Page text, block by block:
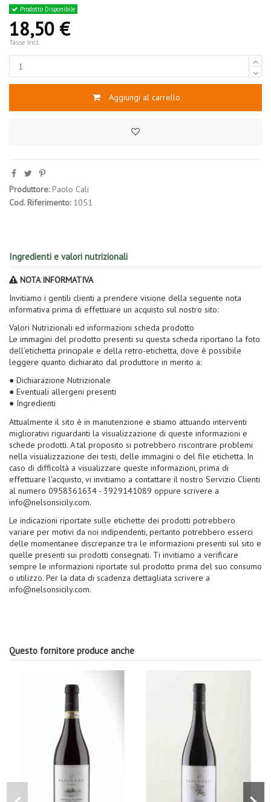
Prodotto Disponibile
18,50 €
Tasse Incl.
Aggiungi al carrello
Produttore: Paolo Cali
Cod. Riferimento: 1051
Ingredienti e valori nutrizionali
NOTA INFORMATIVA
Invitiamo i gentili clienti a prendere visione della seguente nota
informativa prima di effettuare un acquisto sul nostro sito:
Valori Nutrizionali ed informazioni scheda prodotto
Le immagini del prodotto presenti su questa scheda riportano la foto
dell’etichetta principale e della retro-etichetta, dove è possibile
leggere quanto dichiarato dal produttore in merito a:
● Dichiarazione Nutrizionale
● Eventuali allergeni presenti
● Ingredienti
Attualmente il sito è in manutenzione e stiamo attuando interventi
migliorativi riguardanti la visualizzazione di queste informazioni e
schede prodotti. A tal proposito si potrebbero riscontrare problemi
nella visualizzazione dei testi, delle immagini o del file etichetta. In
caso di difficoltà a visualizzare queste informazioni, prima di
effettuare l'acquisto, vi invitiamo a contattare il nostro Servizio Clienti
al numero 0958361634 - 3929141089 oppure scrivere a
info@nelsonsicily.com.
Le indicazioni riportate sulle etichette dei prodotti potrebbero
variare per motivi da noi indipendenti, pertanto potrebbero esserci
delle momentanee discrepanze tra le informazioni presenti sul sito e
quelle presenti sui prodotti consegnati. Ti invitiamo a verificare
sempre le informazioni riportate sul prodotto prima del suo consumo
o utilizzo. Per la data di scadenza dettagliata scrivere a
info@nelsonsicily.com.
Questo fornitore produce anche